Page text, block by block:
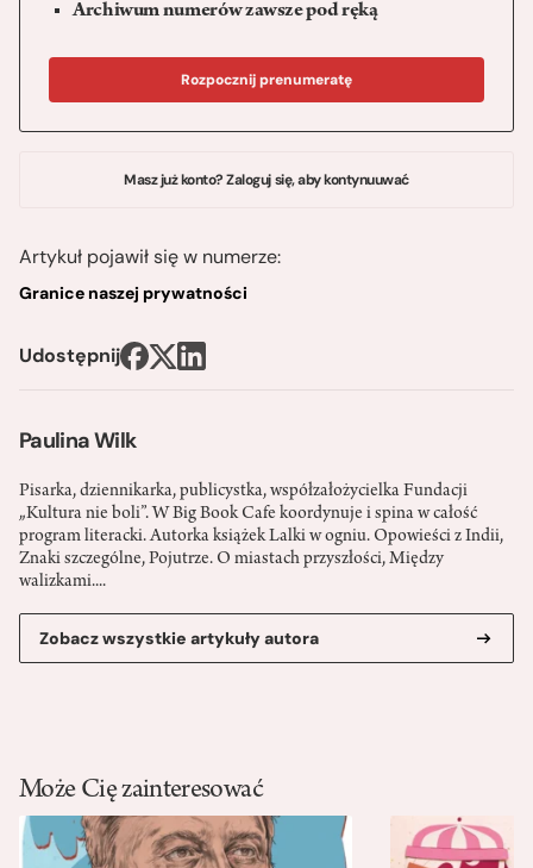
Paulina Wilk
Pisarka, dziennikarka, publicystka, współzałożycielka Fundacji
„Kultura nie boli”. W Big Book Cafe koordynuje i spina w całość
program literacki. Autorka książek Lalki w ogniu. Opowieści z Indii,
Znaki szczególne, Pojutrze. O miastach przyszłości, Między
walizkami....
Zobacz wszystkie artykuły autora
Archiwum numerów zawsze pod ręką
Rozpocznij prenumeratę
Masz już konto? Zaloguj się, aby kontynuuwać
Artykuł pojawił się w numerze:
Granice naszej prywatności
Udostępnij
Może Cię zainteresować